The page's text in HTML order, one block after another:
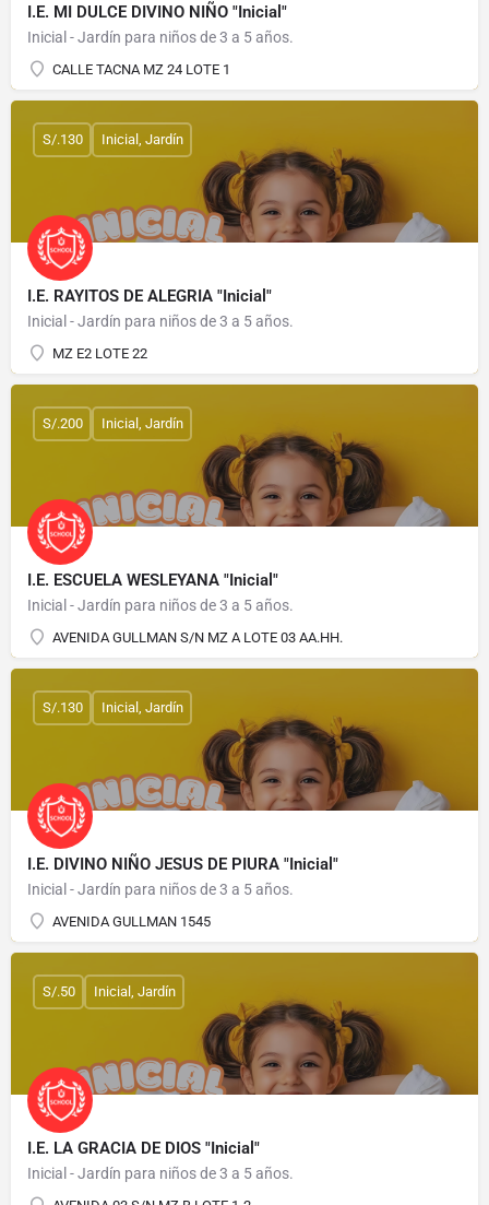
I.E. MI DULCE DIVINO NIÑO "Inicial"
Inicial - Jardín para niños de 3 a 5 años.
CALLE TACNA MZ 24 LOTE 1
I.E. RAYITOS DE ALEGRIA "Inicial"
Inicial - Jardín para niños de 3 a 5 años.
MZ E2 LOTE 22
S/.130 Inicial, Jardín
I.E. ESCUELA WESLEYANA "Inicial"
Inicial - Jardín para niños de 3 a 5 años.
AVENIDA GULLMAN S/N MZ A LOTE 03 AA.HH.
S/.200 Inicial, Jardín
I.E. DIVINO NIÑO JESUS DE PIURA "Inicial"
Inicial - Jardín para niños de 3 a 5 años.
AVENIDA GULLMAN 1545
S/.130 Inicial, Jardín
I.E. LA GRACIA DE DIOS "Inicial"
Inicial - Jardín para niños de 3 a 5 años.
S/.50 Inicial, Jardín